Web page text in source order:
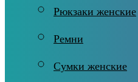
Рюкзаки женские
Ремни
Сумки женские